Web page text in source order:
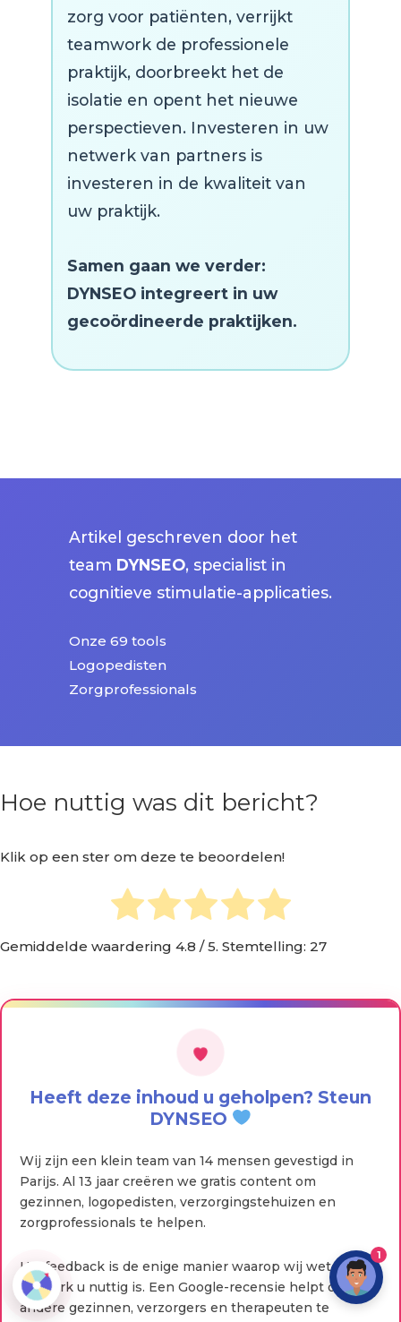
zorg voor patiënten, verrijkt
teamwork de professionele
praktijk, doorbreekt het de
isolatie en opent het nieuwe
perspectieven. Investeren in uw
netwerk van partners is
investeren in de kwaliteit van
uw praktijk.
Samen gaan we verder:
DYNSEO integreert in uw
gecoördineerde praktijken.
Artikel geschreven door het
team DYNSEO, specialist in
cognitieve stimulatie-applicaties.
Onze 69 tools
Logopedisten
Zorgprofessionals
Hoe nuttig was dit bericht?
Klik op een ster om deze te beoordelen!
Gemiddelde waardering 4.8 / 5. Stemtelling: 27
Heeft deze inhoud u geholpen? Steun
DYNSEO
Wij zijn een klein team van 14 mensen gevestigd in
Parijs. Al 13 jaar creëren we gratis content om
gezinnen, logopedisten, verzorgingstehuizen en
zorgprofessionals te helpen.
Uw feedback is de enige manier waarop wij weten of
dit werk u nuttig is. Een Google-recensie helpt ons om
andere gezinnen, verzorgers en therapeuten te
1